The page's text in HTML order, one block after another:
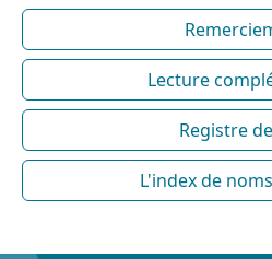
Lecture
Registre
L'index de